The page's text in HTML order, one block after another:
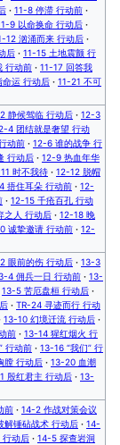
· 11-8 停滞 行动前 ·
9 以命换命 行动后 ·
12 汹涌而来 行动后 ·
后 · 11-15 土地震颤 行
行动前 · 11-17 回答我
命运 行动后 · 11-21 不可
静候驾临 行动后 · 12-3
4 团结就是奢望 行动
动前 · 12-6 谁的战争 行
行动后 · 12-9 热血年华
时不我待 · 12-12 脱帽
捂住耳朵 行动前 · 12-
· 12-15 千疮百孔 行动
之人 行动后 · 12-18 晚
诚挚邀请 行动前 · 12-
眼前的伤 行动后 · 13-3
4 佣兵一日 行动前 · 13-
13-5 苦厄盘桓 行动后 ·
· TR-24 寻迹而行 行动
13-10 幻境迁流 行动后 ·
前 · 13-14 猩红烟火 行
行动前 · 13-16 “我们” 行
膛 行动后 · 13-20 血潮
殷红君主 行动后 · 13-
前 · 14-2 作战对策会议
解锤砧战术 行动后 · 14-
行动后 · 14-5 探查岩洞